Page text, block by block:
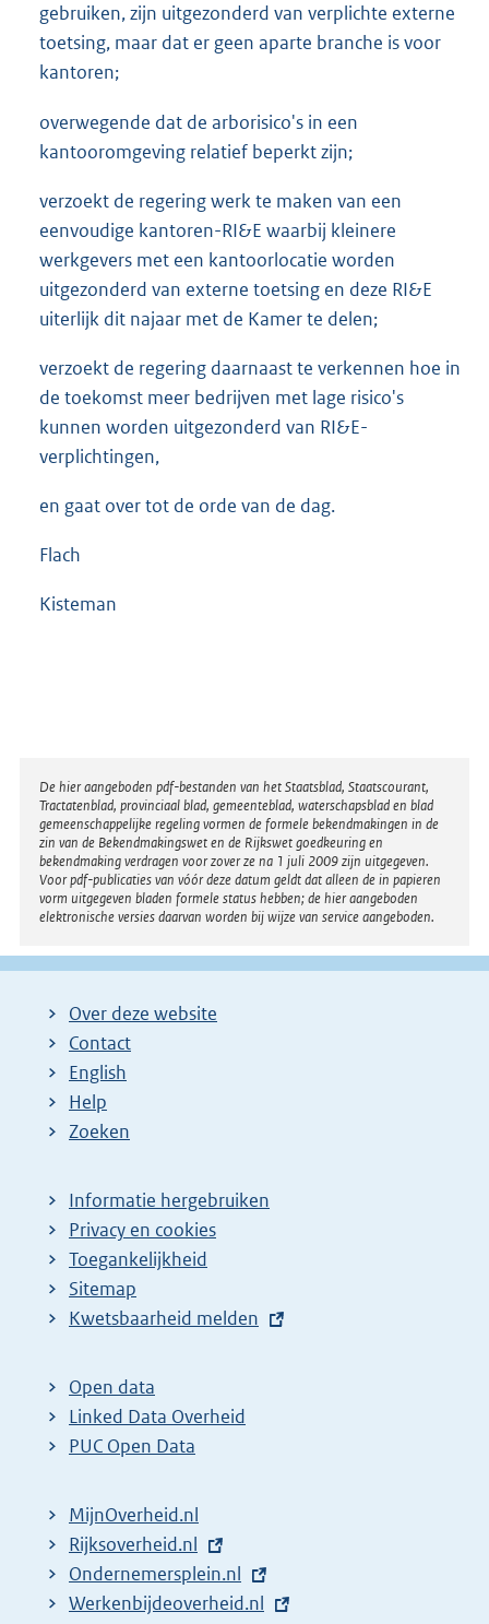
gebruiken, zijn uitgezonderd van verplichte externe
toetsing, maar dat er geen aparte branche is voor
kantoren;
overwegende dat de arborisico's in een
kantooromgeving relatief beperkt zijn;
verzoekt de regering werk te maken van een
eenvoudige kantoren-RI&E waarbij kleinere
werkgevers met een kantoorlocatie worden
uitgezonderd van externe toetsing en deze RI&E
uiterlijk dit najaar met de Kamer te delen;
verzoekt de regering daarnaast te verkennen hoe in
de toekomst meer bedrijven met lage risico's
kunnen worden uitgezonderd van RI&E-
verplichtingen,
en gaat over tot de orde van de dag.
Flach
Kisteman
Disclaimer
De hier aangeboden pdf-bestanden van het Staatsblad, Staatscourant,
Tractatenblad, provinciaal blad, gemeenteblad, waterschapsblad en blad
gemeenschappelijke regeling vormen de formele bekendmakingen in de
zin van de Bekendmakingswet en de Rijkswet goedkeuring en
bekendmaking verdragen voor zover ze na 1 juli 2009 zijn uitgegeven.
Voor pdf-publicaties van vóór deze datum geldt dat alleen de in papieren
vorm uitgegeven bladen formele status hebben; de hier aangeboden
elektronische versies daarvan worden bij wijze van service aangeboden.
Over deze website
Contact
English
Help
Zoeken
Informatie hergebruiken
Privacy en cookies
Toegankelijkheid
Sitemap
E
t
e
r
l
i
n
k
Kwetsbaarheid melden
Open data
Linked Data Overheid
PUC Open Data
MijnOverheid.nl
E
x
t
Rijksoverheid.nl
E
x
Ondernemersplein.nl
E
Werkenbijdeoverheid.nl